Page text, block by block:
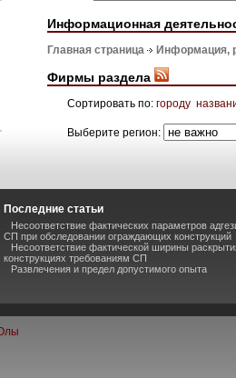
Информационная
Главная страница Информация,
Фирмы раздела
Сортировать по: городу
Выберите регион:
Последние статьи
Несоответствие фактических параметров
СП при обследовании ограждающих конструкций
Несоответствие фактической ширины
конструкциях требованиям СП
Развлечения и предел допустимого опыта